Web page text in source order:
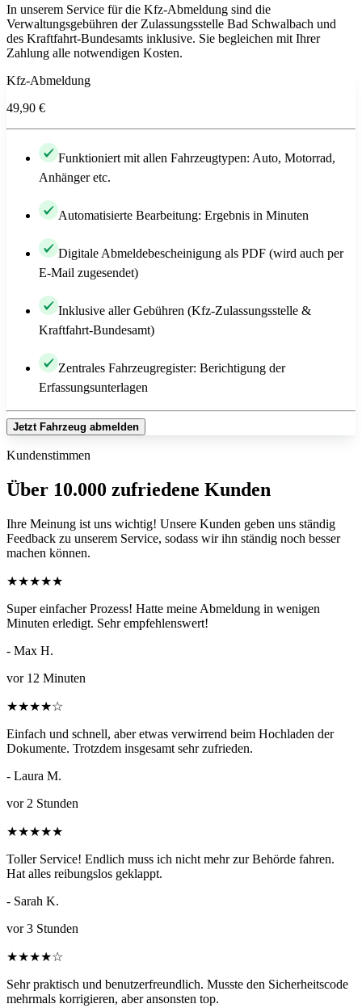
In unserem Service für die Kfz-Abmeldung sind die
Verwaltungsgebühren der Zulassungsstelle Bad Schwalbach und
des Kraftfahrt-Bundesamts inklusive. Sie begleichen mit Ihrer
Zahlung alle notwendigen Kosten.
Kfz-Abmeldung
49,90 €
Funktioniert mit allen Fahrzeugtypen: Auto, Motorrad,
Anhänger etc.
Automatisierte Bearbeitung: Ergebnis in Minuten
Digitale Abmeldebescheinigung als PDF (wird auch per
E-Mail zugesendet)
Inklusive aller Gebühren (Kfz-Zulassungsstelle &
Kraftfahrt-Bundesamt)
Zentrales Fahrzeugregister: Berichtigung der
Erfassungsunterlagen
Jetzt Fahrzeug abmelden
Kundenstimmen
Über 10.000 zufriedene Kunden
Ihre Meinung ist uns wichtig! Unsere Kunden geben uns ständig
Feedback zu unserem Service, sodass wir ihn ständig noch besser
machen können.
★★★★★
Super einfacher Prozess! Hatte meine Abmeldung in wenigen
Minuten erledigt. Sehr empfehlenswert!
- Max H.
vor 12 Minuten
★★★★☆
Einfach und schnell, aber etwas verwirrend beim Hochladen der
Dokumente. Trotzdem insgesamt sehr zufrieden.
- Laura M.
vor 2 Stunden
★★★★★
Toller Service! Endlich muss ich nicht mehr zur Behörde fahren.
Hat alles reibungslos geklappt.
- Sarah K.
vor 3 Stunden
★★★★☆
Sehr praktisch und benutzerfreundlich. Musste den Sicherheitscode
mehrmals korrigieren, aber ansonsten top.